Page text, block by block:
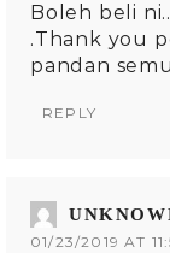
Boleh beli
.Thank you
pandan
REPLY
01/23/2019 AT